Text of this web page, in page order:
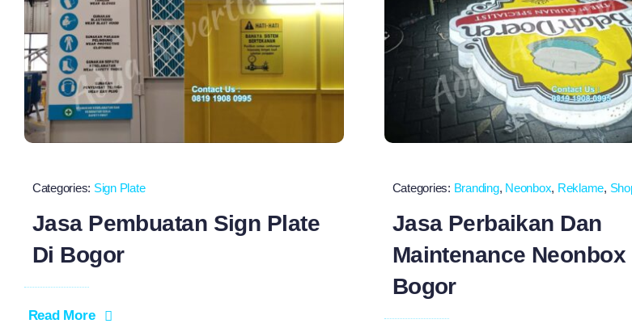
Categories: Sign Plate
Jasa Pembuatan Sign Plate
Di Bogor
Read More
Categories: Branding, Neonbox, Reklame,
Jasa Perbaikan Dan
Maintenance Neonbox
Bogor